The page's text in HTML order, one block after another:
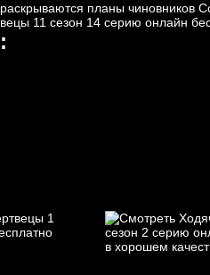
планы чиновников
11 сезон 14 серию онлайн